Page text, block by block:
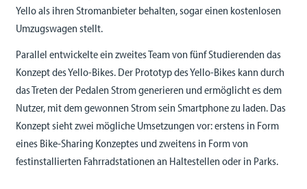
Yello als ihren Stromanbieter behalten, sogar einen kostenlosen
Umzugswagen stellt.
Parallel entwickelte ein zweites Team von fünf Studierenden das
Konzept des Yello-Bikes. Der Prototyp des Yello-Bikes kann durch
das Treten der Pedalen Strom generieren und ermöglicht es dem
Nutzer, mit dem gewonnen Strom sein Smartphone zu laden. Das
Konzept sieht zwei mögliche Umsetzungen vor: erstens in Form
eines Bike-Sharing Konzeptes und zweitens in Form von
festinstallierten Fahrradstationen an Haltestellen oder in Parks.